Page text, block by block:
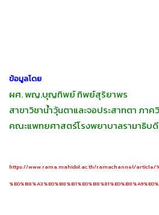
ข้อมูลโดย
ผศ. พญ.บุญทิพย์ ทิพย์สุริยาพร
สาขาวิชาน้ำวุ้นตาและจอประสาทตา ภา
คณะแพทยศาสตร์โรงพยาบาลรามาธิบ
https://www.rama.mahidol.ac.th/ramachannel/article/